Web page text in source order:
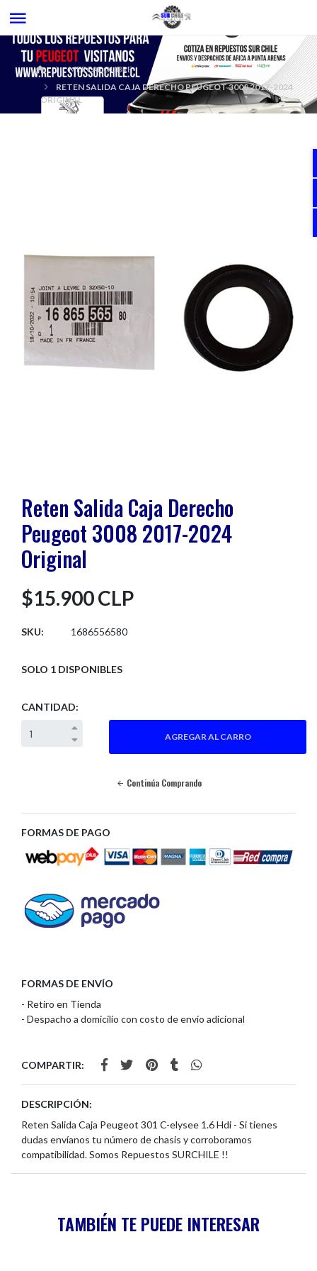
MERCADOLIBRE
RETEN SALIDA CAJA DERECHO PEUGEOT 3008 2017-2024
ORIGINAL
Reten Salida Caja Derecho
Peugeot 3008 2017-2024
Original
$15.900 CLP
SKU: 1686556580
SOLO 1 DISPONIBLES
CANTIDAD:
Continúa Comprando
FORMAS DE PAGO
FORMAS DE ENVÍO
- Retiro en Tienda
- Despacho a domicilio con costo de envío adicional
COMPARTIR:
DESCRIPCIÓN:
Reten Salida Caja Peugeot 301 C-elysee 1.6 Hdi - Si tienes
dudas envíanos tu número de chasis y corroboramos
compatibilidad. Somos Repuestos SURCHILE !!
TAMBIÉN TE PUEDE INTERESAR